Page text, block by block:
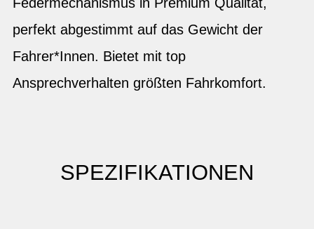
perfekt abgestimmt auf das Gewicht der
Fahrer*Innen. Bietet mit top
Ansprechverhalten größten Fahrkomfort.
SPEZIFIKATIONEN